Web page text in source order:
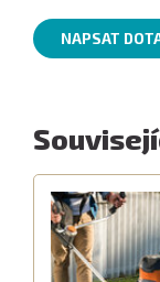
NAPSAT